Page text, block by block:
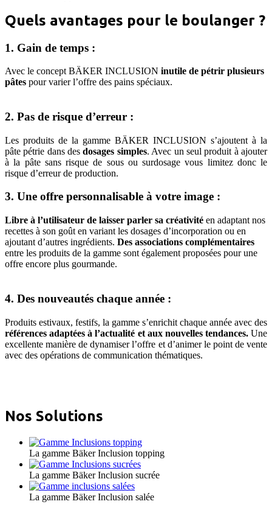
Quels avantages pour le boulanger ?
1. Gain de temps :
Avec le concept BÄKER INCLUSION inutile de pétrir plusieurs
pâtes pour varier l’offre des pains spéciaux.
2. Pas de risque d’erreur :
Les produits de la gamme BÄKER INCLUSION s’ajoutent à la
pâte pétrie dans desdosages simples. Avec un seul produit à ajouter
à la pâte sans risque de sous ou surdosage vous limitez donc le
risque d’erreur de production.
3. Une offre personnalisable à votre image :
Libre à l’utilisateur de laisser parler sa créativité en adaptant nos
recettes à son goût en variant les dosages d’incorporation ou en
ajoutant d’autres ingrédients. Des associations complémentaires
entre les produits de la gamme sont également proposées pour une
offre encore plus gourmande.
4. Des nouveautés chaque année :
Produits estivaux, festifs, la gamme s’enrichit chaque année avec des
références adaptées à l’actualité et aux nouvelles tendances.Une
excellente manière de dynamiser l’offre et d’animer le point de vente
avec des opérations de communication thématiques.
Nos Solutions
La gamme Bäker Inclusion topping
La gamme Bäker Inclusion sucrée
La gamme Bäker Inclusion salée